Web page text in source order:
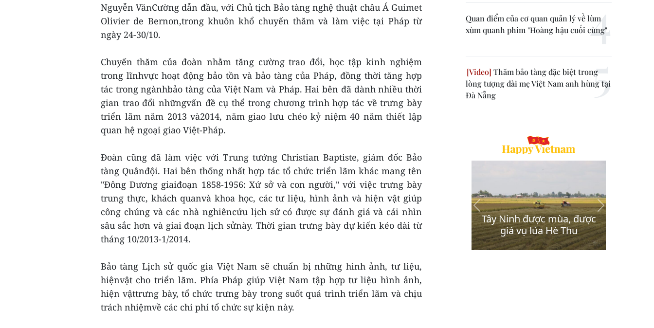
Nguyễn VănCường dẫn đầu, với Chủ tịch Bảo tàng nghệ thuật châu Á Guimet
Olivier de Bernon,trong khuôn khổ chuyến thăm và làm việc tại Pháp từ
ngày 24-30/10.
Chuyến thăm của đoàn nhằm tăng cường trao đổi, học tập kinh nghiệm
trong lĩnhvực hoạt động bảo tồn và bảo tàng của Pháp, đồng thời tăng hợp
tác trong ngànhbảo tàng của Việt Nam và Pháp. Hai bên đã dành nhiều thời
gian trao đổi nhữngvấn đề cụ thể trong chương trình hợp tác về trưng bày
triển lãm năm 2013 và2014, năm giao lưu chéo kỷ niệm 40 năm thiết lập
quan hệ ngoại giao Việt-Pháp.
Đoàn cũng đã làm việc với Trung tướng Christian Baptiste, giám đốc Bảo
tàng Quânđội. Hai bên thống nhất hợp tác tổ chức triển lãm khác mang tên
"Đông Dương giaiđoạn 1858-1956: Xứ sở và con người," với việc trưng bày
trung thực, khách quanvà khoa học, các tư liệu, hình ảnh và hiện vật giúp
công chúng và các nhà nghiêncứu lịch sử có được sự đánh giá và cái nhìn
sâu sắc hơn và giai đoạn lịch sửnày. Thời gian trưng bày dự kiến kéo dài từ
tháng 10/2013-1/2014.
Bảo tàng Lịch sử quốc gia Việt Nam sẽ chuẩn bị những hình ảnh, tư liệu,
hiệnvật cho triển lãm. Phía Pháp giúp Việt Nam tập hợp tư liệu hình ảnh,
hiện vậttrưng bày, tổ chức trưng bày trong suốt quá trình triển lãm và chịu
trách nhiệmvề các chi phí tổ chức sự kiện này.
Quan điểm của cơ quan quản lý về lùm
xùm quanh phim "Hoàng hậu cuối cùng"
Thăm bảo tàng đặc biệt trong
lòng tượng đài mẹ Việt Nam anh hùng tại
Đà Nẵng